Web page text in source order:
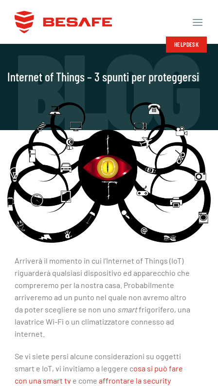
contenuti
HELPDESK
Internet of Things – 3 spunti per proteggersi
Arriverà il momento in cui l’Internet of Things (IoT)
riguarderà qualsiasi dispositivo ed apparecchio che
compreremo per la nostra casa. Probabilmente
arriveremo ad un punto nel quale non avremo altro
da poter scegliere se non uno smartfrigorifero, una
lavatrice Wi-Fi o un climatizzatore connesso ad
internet.
Se vi siete persi alcune considerazioni su oggetti
smart e IoT, vi invitiamo a leggere cosa si può fare
con una smart tv e come affrontare la security